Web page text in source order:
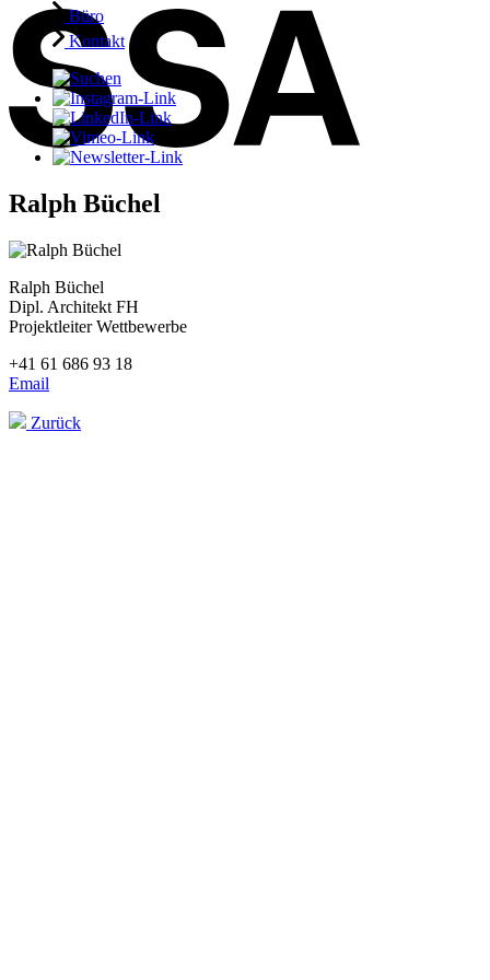
Büro
Kontakt
Ralph Büchel
Ralph Büchel
Dipl. Architekt FH
Projektleiter Wettbewerbe
+41 61 686 93 18
Email
Zurück